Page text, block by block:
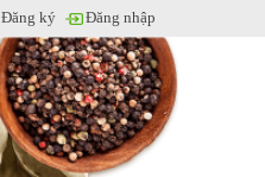
Đăng ký Đăng nhập